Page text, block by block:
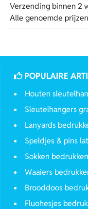
Verzending binnen 2
Alle genoemde
POPULAIRE
Houten
Sleutelhangers
Lanyards
Speldjes & pins
Sokken bedrukken
Waaiers
Brooddoos
Fluohesjes